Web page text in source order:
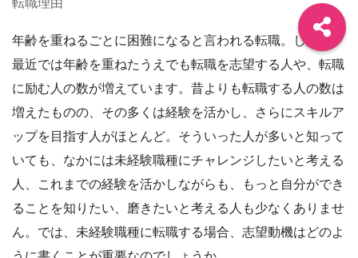
転職理由
年齢を重ねるごとに困難になると言われる転職。しかし、
最近では年齢を重ねたうえでも転職を志望する人や、転職
に励む人の数が増えています。昔よりも転職する人の数は
増えたものの、その多くは経験を活かし、さらにスキルア
ップを目指す人がほとんど。そういった人が多いと知って
いても、なかには未経験職種にチャレンジしたいと考える
人、これまでの経験を活かしながらも、もっと自分ができ
ることを知りたい、磨きたいと考える人も少なくありませ
ん。では、未経験職種に転職する場合、志望動機はどのよ